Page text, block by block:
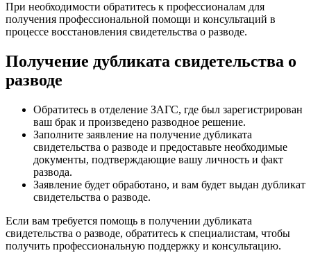
При необходимости обратитесь к профессионалам для
получения профессиональной помощи и консультаций в
процессе восстановления свидетельства о разводе.
Получение дубликата свидетельства о
разводе
Обратитесь в отделение ЗАГС, где был зарегистрирован
ваш брак и произведено разводное решение.
Заполните заявление на получение дубликата
свидетельства о разводе и предоставьте необходимые
документы, подтверждающие вашу личность и факт
развода.
Заявление будет обработано, и вам будет выдан дубликат
свидетельства о разводе.
Если вам требуется помощь в получении дубликата
свидетельства о разводе, обратитесь к специалистам, чтобы
получить профессиональную поддержку и консультацию.